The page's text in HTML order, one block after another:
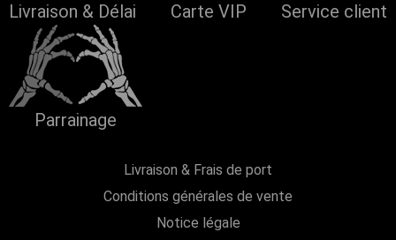
Livraison & Délai Carte VIP Service client
Parrainage
Livraison & Frais de port
Conditions générales de vente
Notice légale